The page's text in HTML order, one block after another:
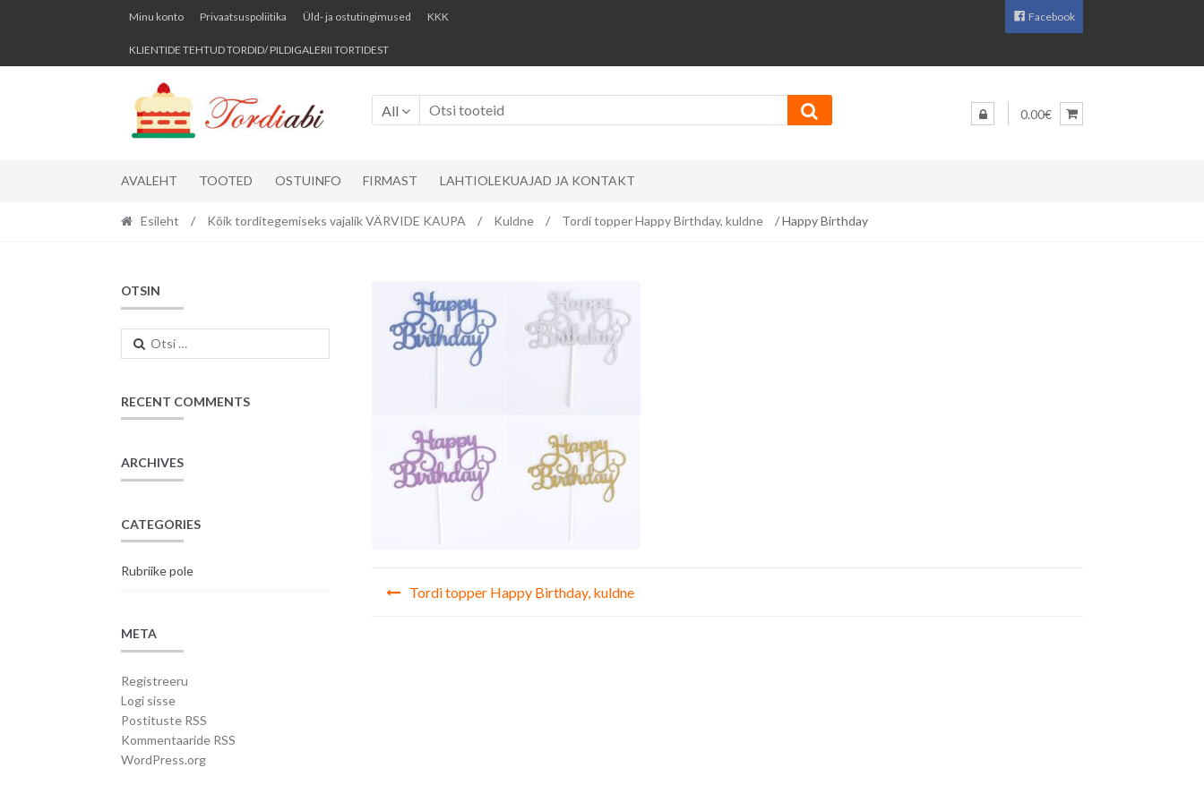
Skip
navigation
Skip
content
Minu konto Privaatsuspoliitika Üld- ja ostutingimused KKK
KLIENTIDE TEHTUD TORDID/ PILDIGALERII TORTIDEST
Facebook
All 0.00€
AVALEHT TOOTED OSTUINFO FIRMAST LAHTIOLEKUAJAD JA KONTAKT
Esileht / Kõik torditegemiseks vajalik VÄRVIDE KAUPA / Kuldne / Tordi topper Happy Birthday, kuldne / Happy Birthday
Navigeerimine
Tordi topper Happy Birthday, kuldne
OTSIN
Otsi:
RECENT COMMENTS
ARCHIVES
CATEGORIES
Rubriike pole
META
Registreeru
Logi sisse
Postituste RSS
Kommentaaride RSS
WordPress.org